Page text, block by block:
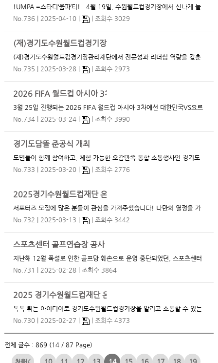
!UMPA =스타디‘움파’티! 4월 19일, 수원월드컵경기장에서 신나게 놀
자! 축구만 보기엔 아쉬운 4월의 토요일, 수원월드컵경기장 중앙광장에
No.736 2025-04-10 조회수 3029
(재)경기도수원월드컵경기장관리재단 임원(이사·감사) 공개모
(재)경기도수원월드컵경기장관리재단에서 전문성과 리더십 역량을 갖춘
임원(이사·감사)을 다음과 같이 공개모집합니다. 1. 공모직위 및 인원 :
No.735 2025-03-28 조회수 2973
2026 FIFA 월드컵 아시아 3차예선 대한민국VS요르단 주차안
3월 25일 진행되는 2026 FIFA 월드컵 아시아 3차예선 대한민국VS요르
단 경기시 운영되는 수원월드컵경기장 부설주차장 및 임시주차장을 아래
No.734 2025-03-24 조회수 3990
경기도담뜰 준공식 개최
도민들이 함께 참여하고, 체험 가능한 오감만족 통합 소통행사인 경기도
담뜰 준공식이 경기융합타운광장 경기도담뜰에서 개최됩니다. 일시/장소
No.733 2025-03-20 조회수 2776
2025경기수원월드컵재단 온라인 서포터즈 5기 합격자 발표
서포터즈 모집에 많은 분들이 관심을 가져주셨습니다! 나만의 열정을 가
지고 지원해 주신 모든 분들께 감사와 응원의 박수를 보내며 온라인 서포
No.732 2025-03-13 조회수 3442
스포츠센터 골프연습장 공사 완료에 따른 재오픈 안내(’25. 3.
지난해 12월 폭설로 인한 골프망 훼손으로 운영 중단되었던, 스포츠센터
내 골프연습장이 3개월간의 공사를 마치고 2025년 3월 1일 재오픈합니
No.731 2025-02-28 조회수 3864
2025 경기수원월드컵재단 온라인 서포터즈 5기 모집 안내
톡톡 튀는 아이디어로 경기도수원월드컵경기장을 알리고 소통할 수 있는
서포터즈 여러분들을 모집합니다. 많은 관심 부탁드립니다~! 1.모집인원
No.730 2025-02-27 조회수 4373
전체 글수 : 869 (14 / 87 Page)
|<